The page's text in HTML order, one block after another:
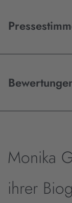
Monika
ihrer